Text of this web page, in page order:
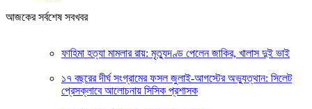
আজকের সর্বশেষ সবখবর
ফাহিমা হত্যা মামলার রায়: মৃত্যুদণ্ড পেলেন জাকির, খালাস দুই ভাই
১৭ বছরের দীর্ঘ সংগ্রামের ফসল জুলাই-আগস্টের অভ্যুত্থান: সিলেট
প্রেসক্লাবে আলোচনায় সিসিক প্রশাসক